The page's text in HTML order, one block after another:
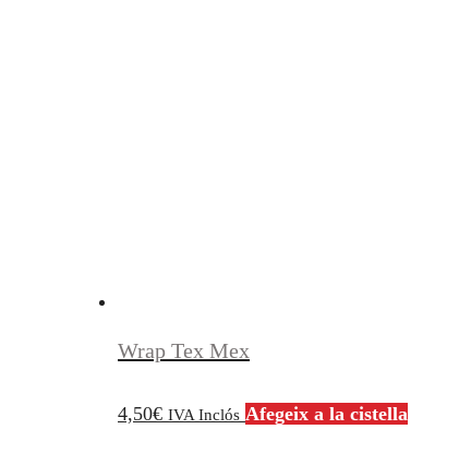
Wrap Tex Mex
4,50€ IVA Inclós Afegeix a la cistella